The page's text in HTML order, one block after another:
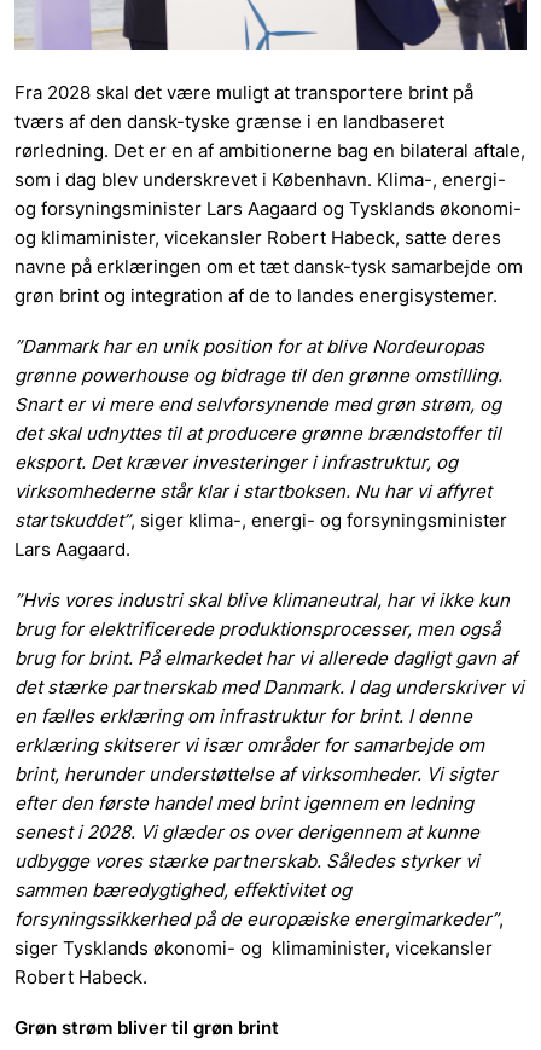
Fra 2028 skal det være muligt at transportere brint på
tværs af den dansk-tyske grænse i en landbaseret
rørledning. Det er en af ambitionerne bag en bilateral aftale,
som i dag blev underskrevet i København. Klima-, energi-
og forsyningsminister Lars Aagaard og Tysklands økonomi-
og klimaminister, vicekansler Robert Habeck, satte deres
navne på erklæringen om et tæt dansk-tysk samarbejde om
grøn brint og integration af de to landes energisystemer.
”Danmark har en unik position for at blive Nordeuropas
grønne powerhouse og bidrage til den grønne omstilling.
Snart er vi mere endselvforsynende med grøn strøm, og
det skal udnyttes til at producere grønne brændstoffer til
eksport. Det kræver investeringer i infrastruktur, og
virksomhederne står klar i startboksen. Nu har vi affyret
startskuddet”, siger klima-, energi- og forsyningsminister
Lars Aagaard.
”Hvis vores industri skal blive klimaneutral, har vi ikke kun
brug for elektrificerede produktionsprocesser, men også
brug for brint. På elmarkedet har vi allerede dagligt gavn af
det stærke partnerskab med Danmark. I dag underskriver vi
en fælles erklæring om infrastruktur for brint. I denne
erklæring skitserer vi især områder for samarbejde om
brint, herunder understøttelse af virksomheder. Vi sigter
efter den første handel med brint igennem en ledning
senest i 2028. Vi glæder os over derigennem at kunne
udbygge vores stærke partnerskab. Således styrker vi
sammen bæredygtighed, effektivitet og
forsyningssikkerhed på de europæiske energimarkeder”,
siger Tysklands økonomi- og klimaminister, vicekansler
Robert Habeck.
Grøn strøm bliver til grøn brint